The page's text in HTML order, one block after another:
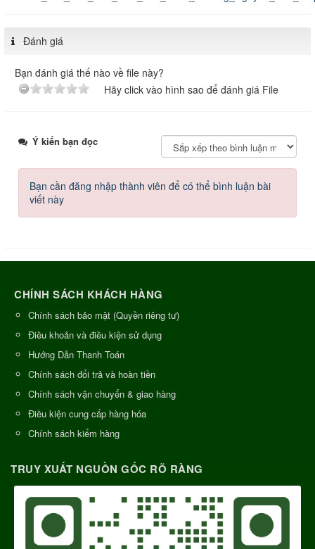
Đánh giá
Bạn đánh giá thế nào về file này?
Hãy click vào hình sao để đánh giá File
Ý kiến bạn đọc
Bạn cần đăng nhập thành viên để có thể bình luận bài
viết này
CHÍNH SÁCH KHÁCH HÀNG
Chính sách bảo mật (Quyền riêng tư)
Điều khoản và điều kiện sử dụng
Hướng Dẫn Thanh Toán
Chính sách đổi trả và hoàn tiền
Chính sách vận chuyển & giao hàng
Điều kiện cung cấp hàng hóa
Chính sách kiểm hàng
TRUY XUẤT NGUỒN GỐC RÕ RÀNG